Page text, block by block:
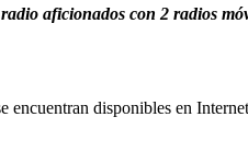
aficionados con 2 radios
encuentran disponibles en